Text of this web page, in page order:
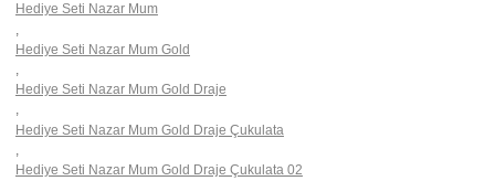
Hediye Seti Nazar Mum
Hediye Seti Nazar Mum Gold
,
Hediye Seti Nazar Mum Gold Draje
,
Hediye Seti Nazar Mum Gold Draje Çukulata
Hediye Seti Nazar Mum Gold Draje Çukulata 02